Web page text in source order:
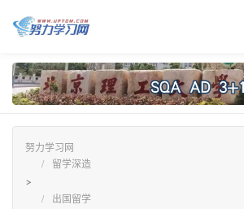
努力学习网
留学深造
>
出国留学